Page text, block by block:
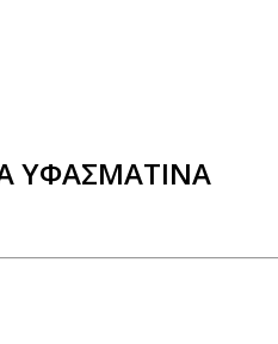
ΥΦΑΣΜΑΤΙΝΑ